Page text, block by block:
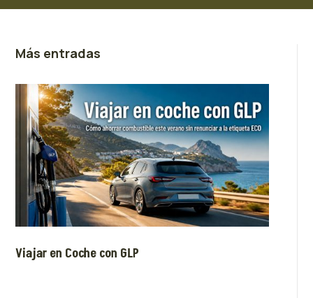
Más entradas
Viajar en Coche con GLP